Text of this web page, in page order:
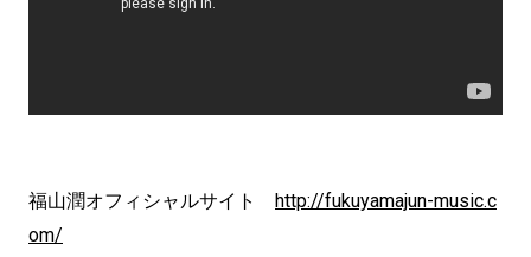
福山潤オフィシャルサイト
http://fukuyamajun-music.c
om/